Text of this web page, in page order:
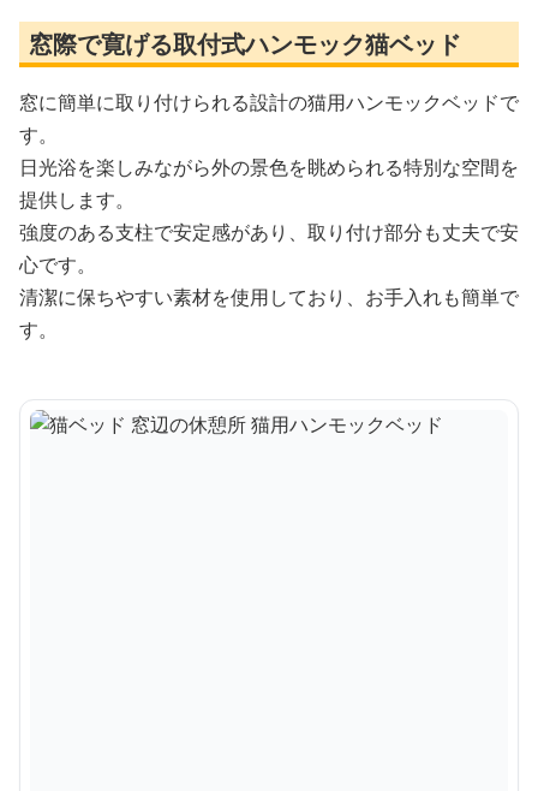
窓際で寛げる取付式ハンモック猫ベッド
窓に簡単に取り付けられる設計の猫用ハンモックベッドで
す。
日光浴を楽しみながら外の景色を眺められる特別な空間を
提供します。
強度のある支柱で安定感があり、取り付け部分も丈夫で安
心です。
清潔に保ちやすい素材を使用しており、お手入れも簡単で
す。